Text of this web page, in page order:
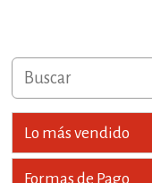
Lo más vendido
Formas de Pago